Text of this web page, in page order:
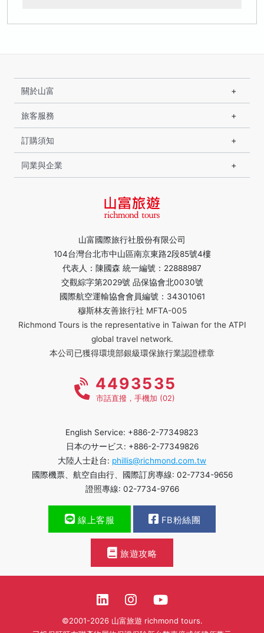
山富國際旅行社股份有限公司
104台灣台北市中山區南京東路2段85號4樓
代表人：陳國森 統一編號：22888987
交觀綜字第2029號 品保協會北0030號
國際航空運輸協會會員編號：34301061
穆斯林友善旅行社 MFTA-005
Richmond Tours is the representative in Taiwan for the ATPI
global travel network.
本公司已獲得環境部銀級環保旅行業認證標章
關於山富
旅客服務
訂購須知
同業與企業
4493535
市話直撥，手機加 (02)
English Service: +886-2-77349823
日本のサービス: +886-2-77349826
大陸人士赴台: phillis@richmond.com.tw
國際機票、航空自由行、國際訂房專線: 02-7734-9656
證照專線: 02-7734-9766
線上客服 FB粉絲團
旅遊攻略
©2001-2026 山富旅遊 richmond tours.